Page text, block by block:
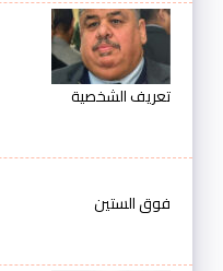
تعريف الشخصية
فوق الستين